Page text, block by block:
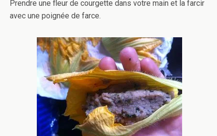
Prendre une fleur de courgette dans votre main et la farcir
avec une poignée de farce.